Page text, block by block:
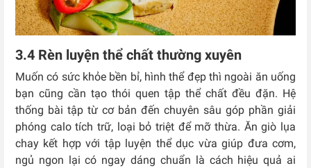
3.4 Rèn luyện thể chất thường xuyên
Muốn có sức khỏe bền bỉ, hình thể đẹp thì ngoài ăn uống
bạn cũng cần tạo thói quen tập thể chất đều đặn. Hệ
thống bài tập từ cơ bản đến chuyên sâu góp phần giải
phóng calo tích trữ, loại bỏ triệt để mỡ thừa. Ăn giò lụa
chay kết hợp với tập luyện thể dục vừa giúp đưa cơm,
ngủ ngon lại có ngay dáng chuẩn là cách hiệu quả ai